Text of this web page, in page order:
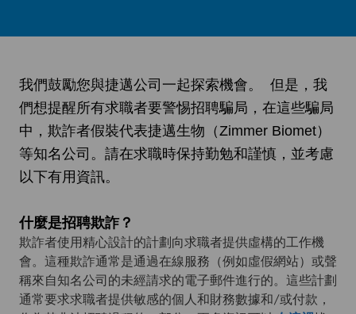
我們鼓勵您與捷邁公司一起探索機會。 但是，我
們想提醒所有求職者要警惕招聘騙局，在這些騙局
中，欺詐者假裝代表捷邁生物（Zimmer Biomet）
等知名公司。請在求職時保持勤勉和謹慎，並考慮
以下有用資訊。
什麼是招聘欺詐？
欺詐者使用精心設計的計劃向求職者提供虛構的工作機
會。這種欺詐通常是通過在線服務（例如虛假網站）或聲
稱來自知名公司的未經請求的電子郵件進行的。這些計劃
通常要求求職者提供敏感的個人和財務數據和/或付款，